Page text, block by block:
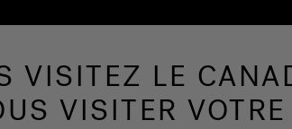
de nage Plus de Produits
VISITEZ LE
VISITER